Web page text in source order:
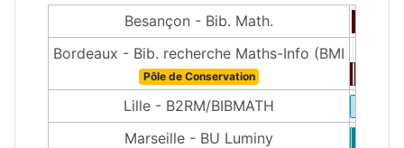
Besançon - Bib. Math.
Bordeaux - Bib. recherche Maths-Info (BMI
Pôle de Conservation
Lille - B2RM/BIBMATH
Marseille - BU Luminy